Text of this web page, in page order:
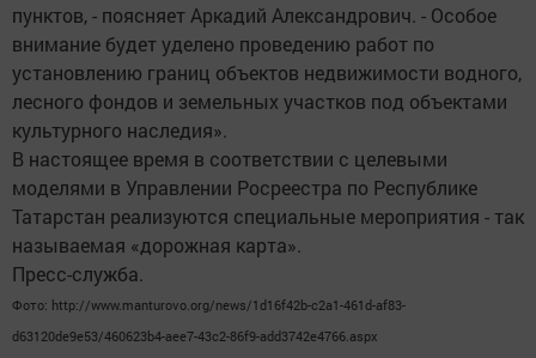
пунктов, - поясняет Аркадий Александрович. - Особое
внимание будет уделено проведению работ по
установлению границ объектов недвижимости водного,
лесного фондов и земельных участков под объектами
культурного наследия».
В настоящее время в соответствии с целевыми
моделями в Управлении Росреестра по Республике
Татарстан реализуются специальные мероприятия - так
называемая «дорожная карта».
Пресс-служба.
Фото: http://www.manturovo.org/news/1d16f42b-c2a1-461d-af83-
d63120de9e53/460623b4-aee7-43c2-86f9-add3742e4766.aspx